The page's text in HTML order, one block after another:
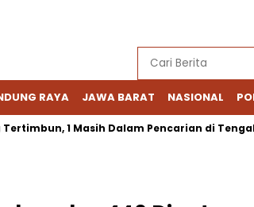
RAYA JAWA BARAT NASIONAL
1 Masih Dalam Pencarian di